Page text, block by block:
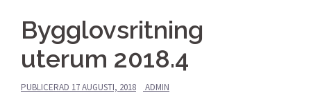
Bygglovsritning
uterum 2018.4
PUBLICERAD 17 AUGUSTI, 2018 ADMIN